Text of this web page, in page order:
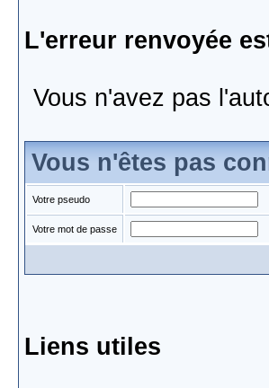
L'erreur renvoyée
Vous n'avez pas
Vous n'êtes pas
Votre pseudo
Votre mot de passe
Liens utiles